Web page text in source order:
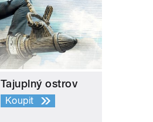
Tajuplný ostrov
Koupit